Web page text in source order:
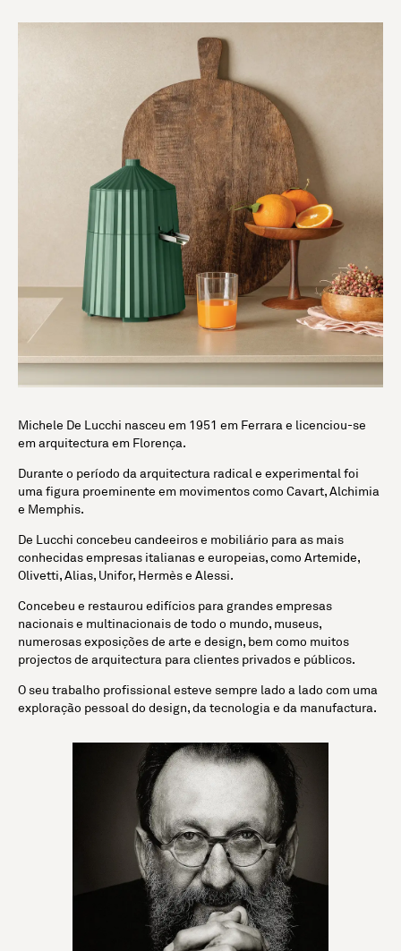
Michele De Lucchi nasceu em 1951 em Ferrara e licenciou-se
em arquitectura em Florença.
Durante o período da arquitectura radical e experimental foi
uma figura proeminente em movimentos como Cavart, Alchimia
e Memphis.
De Lucchi concebeu candeeiros e mobiliário para as mais
conhecidas empresas italianas e europeias, como Artemide,
Olivetti, Alias, Unifor, Hermès e Alessi.
Concebeu e restaurou edifícios para grandes empresas
nacionais e multinacionais de todo o mundo, museus,
numerosas exposições de arte e design, bem como muitos
projectos de arquitectura para clientes privados e públicos.
O seu trabalho profissional esteve sempre lado a lado com uma
exploração pessoal do design, da tecnologia e da manufactura.